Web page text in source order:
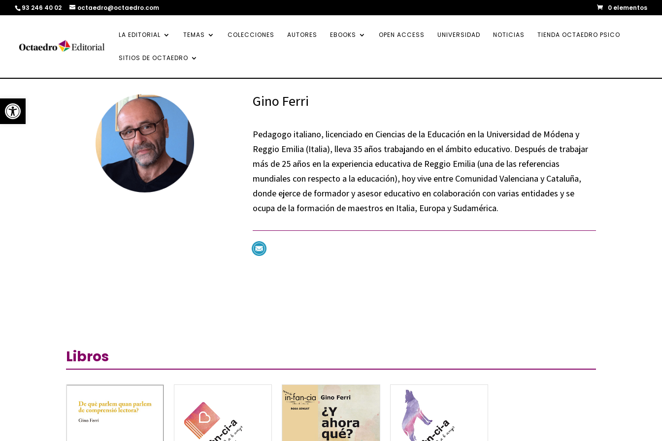
Abrir barra de herramientas
93 246 40 02 octaedro@octaedro.com 0 elementos
LA EDITORIAL TEMAS COLECCIONES AUTORES EBOOKS OPEN ACCESS UNIVERSIDAD NOTICIAS TIENDA OCTAEDRO PSICO
SITIOS DE OCTAEDRO
Gino Ferri
Pedagogo italiano, licenciado en Ciencias de la Educación en la Universidad de Módena y
Reggio Emilia (Italia), lleva 35 años trabajando en el ámbito educativo. Después de trabajar
más de 25 años en la experiencia educativa de Reggio Emilia (una de las referencias
mundiales con respecto a la educación), hoy vive entre Comunidad Valenciana y Cataluña,
donde ejerce de formador y asesor educativo en colaboración con varias entidades y se
ocupa de la formación de maestros en Italia, Europa y Sudamérica.
Libros